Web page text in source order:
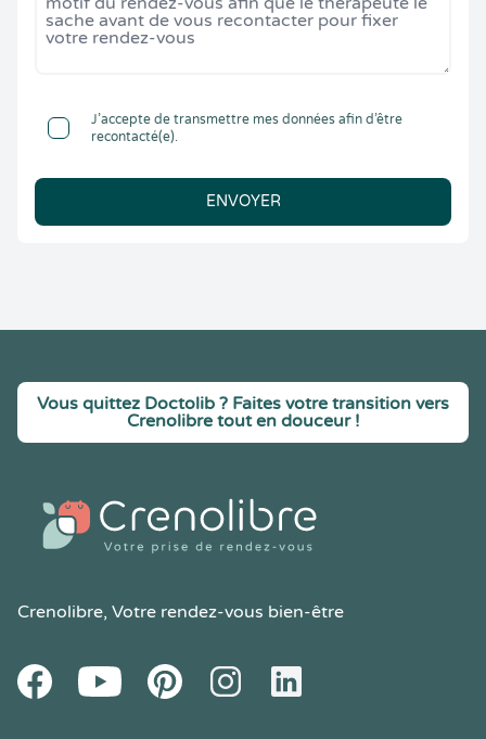
J’accepte de transmettre mes données afin d’être
recontacté(e).
ENVOYER
Vous quittez Doctolib ? Faites votre transition vers
Crenolibre tout en douceur !
Crenolibre, Votre rendez-vous bien-être
FacebookYoutube PinteresetInstagramLinkedIn